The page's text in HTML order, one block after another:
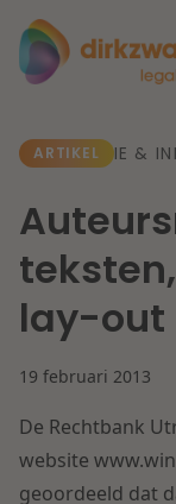
Expertises
Fiscaal
Arbeid &
IE & Innovatie
Dichtbij een
Artikelen
Klantcases
Events
Specialisten
Over
Werken bij
ARTIKEL IE &
lay-out
19 februari 2013
De Rechtbank
website
geoordeeld dat